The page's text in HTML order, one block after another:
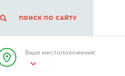
ПОИСК ПО САЙТУ
Ваше местоположение: